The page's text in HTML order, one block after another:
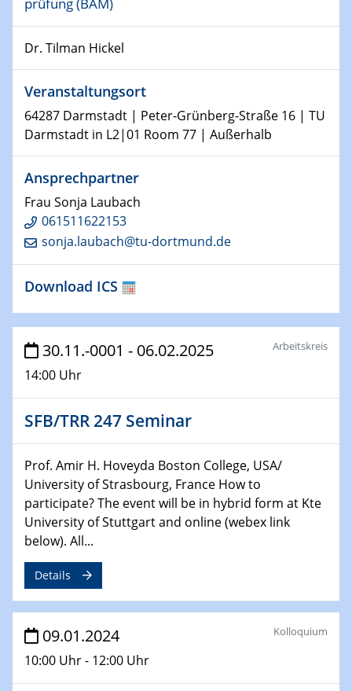
Bewerbungsvorrtag Besetzung W3-Professur
Technische Chemie – Technisch-Makromolekulare
Chemie für die Wasserforschung
23.01.2024
Kolloquium CRC 1242
23.01.2024
Kolloquium CRC 1242
24.01.2024
Bewerbungsvorrtag Besetzung W3-Professur
Chemie für die Wasserforschung
29.01.2024
Bewerbungsvorrtag Besetzung W3-Professur
Technische Chemie – Technisch-Makromolekulare
Chemie für die Wasserforschung
29.01.2024
Chemie für die Wasserforschung
29.01.2024
Bewerbungsvorrtag Besetzung W3-Professur
Technische Chemie – Technisch-Makromolekulare
Chemie für die Wasserforschung
30.01.2024
WIN & CENIDE Seminar Series on 2D-
MATURE
prüfung (BAM)
Dr. Tilman Hickel
Veranstaltungsort
64287 Darmstadt | Peter-Grünberg-Straße 16 | TU
Darmstadt in L2|01 Room 77 | Außerhalb
Ansprechpartner
Frau Sonja Laubach
061511622153
sonja.laubach@tu-dortmund.de
Download ICS
30.11.-0001 - 06.02.2025
14:00 Uhr
Arbeitskreis
SFB/TRR 247 Seminar
Prof. Amir H. Hoveyda Boston College, USA/
University of Strasbourg, France How to
participate? The event will be in hybrid form at Kte
University of Stuttgart and online (webex link
below). All...
Details
09.01.2024
10:00 Uhr - 12:00 Uhr
Kolloquium